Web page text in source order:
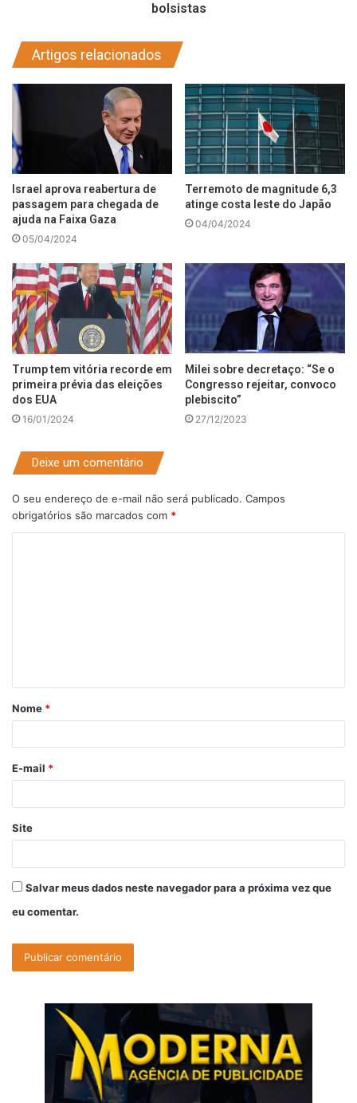
bolsistas
Artigos relacionados
Israel aprova reabertura de
passagem para chegada de
ajuda na Faixa Gaza
05/04/2024
Terremoto de magnitude 6,3
atinge costa leste do Japão
04/04/2024
Trump tem vitória recorde em
primeira prévia das eleições
dos EUA
16/01/2024
Milei sobre decretaço: “Se o
Congresso rejeitar, convoco
plebiscito”
27/12/2023
Deixe um comentário
O seu endereço de e-mail não será publicado. Campos
obrigatórios são marcados com *
á
r
*
Nome *
E-mail *
Site
Salvar meus dados neste navegador para a próxima vez que
eu comentar.